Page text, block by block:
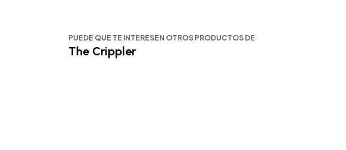
PUEDE QUE TE INTERESEN OTROS PRODUCTOS DE
The Crippler